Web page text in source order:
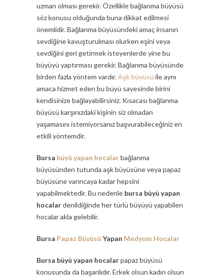
uzman olması gerekir. Özellikle bağlanma büyüsü
söz konusu olduğunda buna dikkat edilmesi
önemlidir. Bağlanma büyüsündeki amaç insanın
sevdiğine kavuşturulması olurken eşini veya
sevdiğini geri getirmek isteyenlerde yine bu
büyüyü yaptırması gerekir. Bağlanma büyüsünde
birden fazla yöntem vardır.Aşk büyüsü ile aynı
amaca hizmet eden bu büyü sayesinde birini
kendisinize bağlayabilirsiniz. Kısacası bağlanma
büyüsü karşınızdaki kişinin siz olmadan
yaşamasını istemiyorsanız başvurabileceğiniz en
etkili yöntemdir.
Bursa büyü yapan hocalarbağlanma
büyüsünden tutunda aşk büyüsüne veya papaz
büyüsüne varıncaya kadar hepsini
yapabilmektedir. Bu nedenle bursa büyü yapan
hocalardenildiğinde her türlü büyüyü yapabilen
hocalar akla gelebilir.
Bursa Papaz Büyüsü Yapan Medyum Hocalar
Bursa büyü yapan hocalarpapaz büyüsü
konusunda da başarılıdır. Erkek olsun kadın olsun